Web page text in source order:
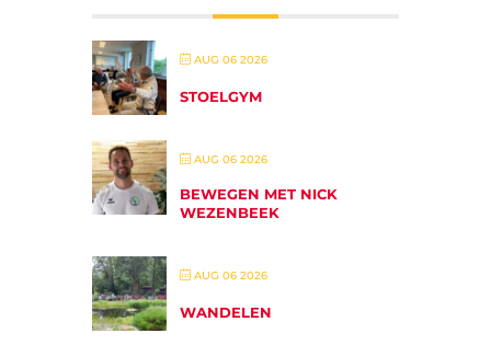
AUG 06 2026
STOELGYM
AUG 06 2026
BEWEGEN MET NICK
WEZENBEEK
AUG 06 2026
WANDELEN